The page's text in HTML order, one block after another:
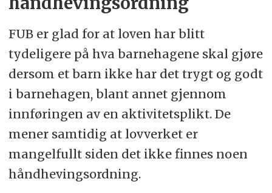
FUB er glad for at loven har blitt
tydeligere på hva barnehagene skal gjøre
dersom et barn ikke har det trygt og godt
i barnehagen, blant annet gjennom
innføringen av en aktivitetsplikt. De
mener samtidig at lovverket er
mangelfullt siden det ikke finnes noen
håndhevingsordning.